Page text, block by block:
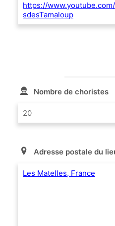
https://
sdesTamaloup
Nombre de choristes
20
Adresse postale du
Les Matelles, France